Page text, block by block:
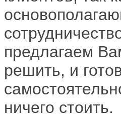
предлагаем
решить, и
ничего стоить.